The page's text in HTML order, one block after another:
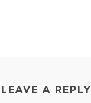
LEAVE A REPLY